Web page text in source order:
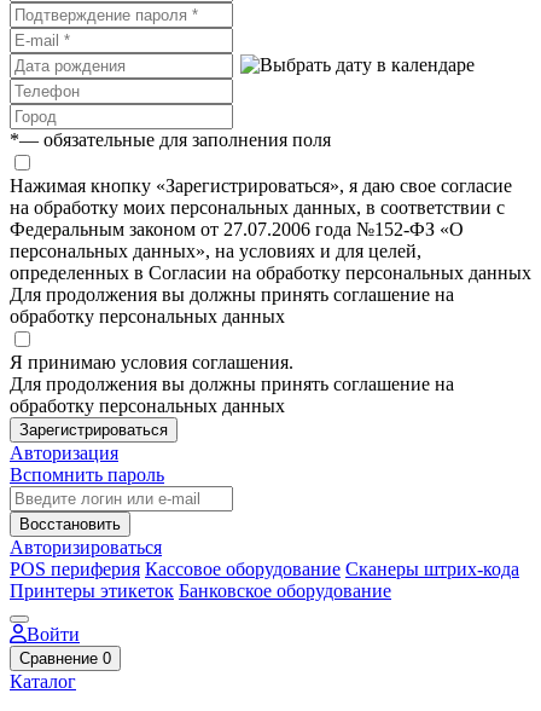
*— обязательные для заполнения поля
Нажимая кнопку «Зарегистрироваться», я даю свое согласие
на обработку моих персональных данных, в соответствии с
Федеральным законом от 27.07.2006 года №152-ФЗ «О
персональных данных», на условиях и для целей,
определенных в Согласии на обработку персональных данных
Для продолжения вы должны принять соглашение на
обработку персональных данных
Я принимаю условия соглашения.
Для продолжения вы должны принять соглашение на
обработку персональных данных
Зарегистрироваться
Авторизация
Вспомнить пароль
Восстановить
Авторизироваться
POS периферия Кассовое оборудование Сканеры штрих-кода
Принтеры этикеток Банковское оборудование
Войти
Сравнение 0
Каталог